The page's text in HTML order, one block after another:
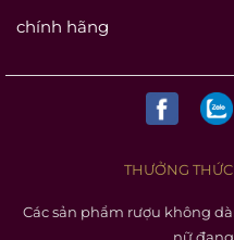
chính hãng
THƯỞNG
Các sản phẩm rượu không